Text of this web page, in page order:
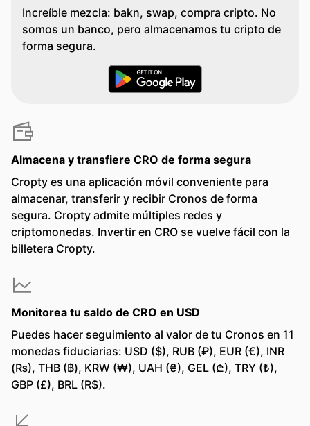
Increíble mezcla: bakn, swap, compra cripto. No
somos un banco, pero almacenamos tu cripto de
forma segura.
Almacena y transfiere CRO de forma segura
Cropty es una aplicación móvil conveniente para
almacenar, transferir y recibir Cronos de forma
segura. Cropty admite múltiples redes y
criptomonedas. Invertir en CRO se vuelve fácil con la
billetera Cropty.
Monitorea tu saldo de CRO en USD
Puedes hacer seguimiento al valor de tu Cronos en 11
monedas fiduciarias: USD ($), RUB (₽), EUR (€), INR
(₨), THB (฿), KRW (₩), UAH (₴), GEL (₾), TRY (₺),
GBP (£), BRL (R$).